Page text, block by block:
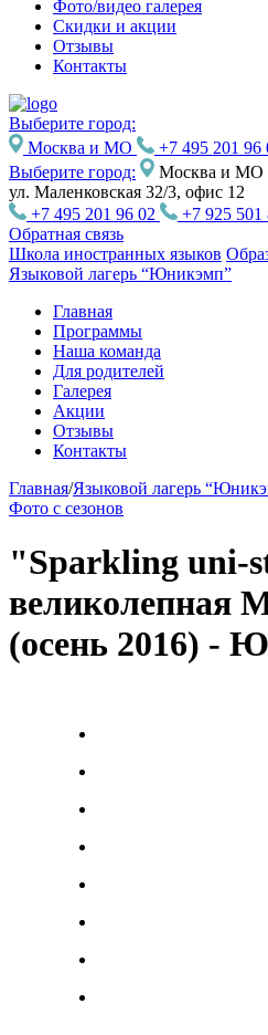
Фото/видео галерея
Скидки и акции
Отзывы
Контакты
Выберите город:
Москва и МО
+7 495 201 96
Выберите город:
Москва и МО
ул. Маленковская 32/3, офис 12
+7 495 201 96 02
+7 925 501
Обратная связь
Школа иностранных языков
Языковой лагерь “Юникэмп”
Главная
Программы
Наша команда
Для родителей
Галерея
Акции
Отзывы
Контакты
Главная/Языковой лагерь
Фото с сезонов
"Sparkling uni-
великолепная
(осень 2016) -